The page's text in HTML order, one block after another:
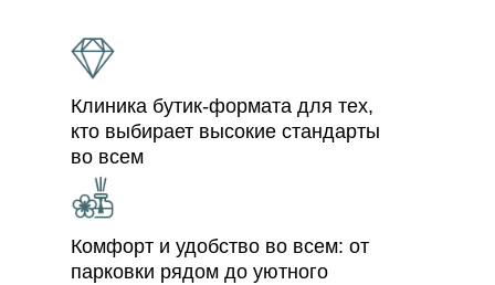
Клиника бутик-формата для тех,
кто выбирает высокие стандарты
во всем
Комфорт и удобство во всем: от
парковки рядом до уютного